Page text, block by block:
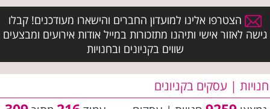
הצטרפו אלינו למועדון החברים והישארו מעודכנים! קבלו
גישה לאזור אישי ותיהנו מתזכורות במייל אודות אירועים ומבצעים
שווים בקניונים ובחנויות
חנויות | עסקים בקניונים